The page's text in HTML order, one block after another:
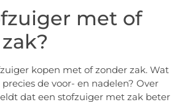
met of
kopen met of zonder zak. Wat
de voor- en nadelen? Over
dat een stofzuiger met zak beter